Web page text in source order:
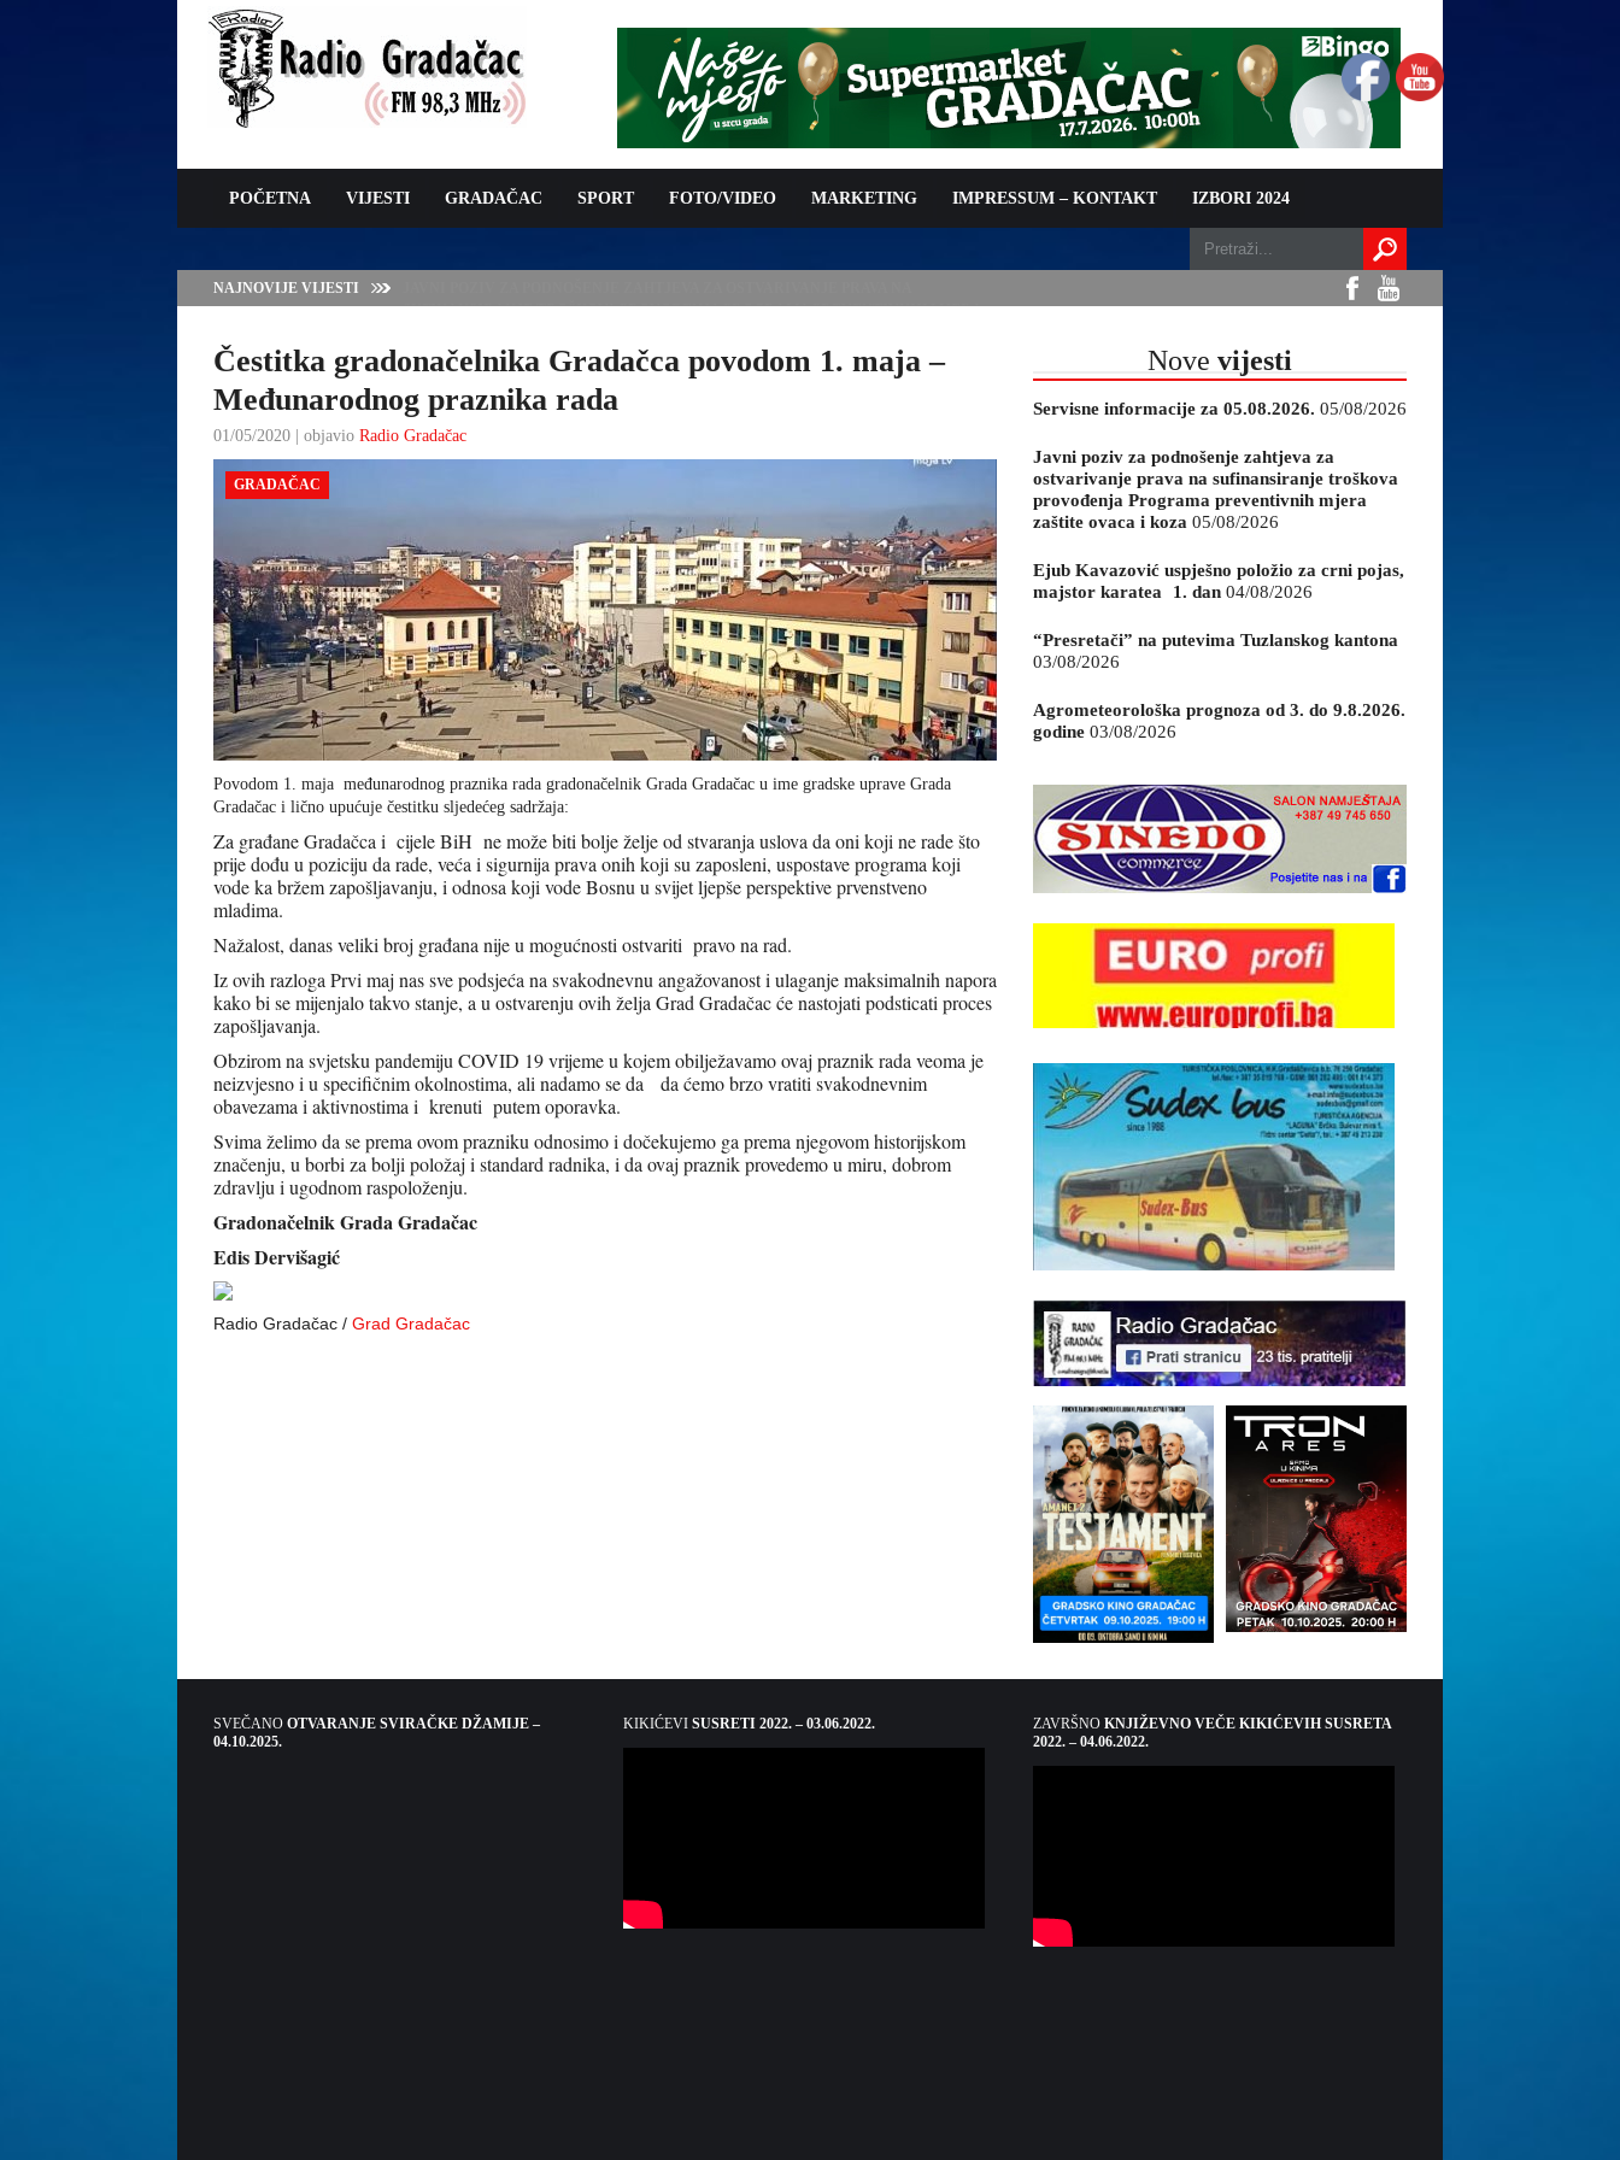
POČETNA VIJESTI GRADAČAC SPORT FOTO/VIDEO MARKETING IMPRESSUM – KONTAKT IZBORI 2024
NAJNOVIJE VIJESTI
Čestitka gradonačelnika Gradačca povodom 1. maja –
Međunarodnog praznika rada
01/05/2020 | objavio Radio Gradačac
GRADAČAC
Povodom 1. maja međunarodnog praznika rada gradonačelnik Grada Gradačac u ime gradske uprave Grada
Gradačac i lično upućuje čestitku sljedećeg sadržaja:
Za građane Gradačca i cijele BiH ne može biti bolje želje od stvaranja uslova da oni koji ne rade što
prije dođu u poziciju da rade, veća i sigurnija prava onih koji su zaposleni, uspostave programa koji
vode ka bržem zapošljavanju, i odnosa koji vode Bosnu u svijet ljepše perspektive prvenstveno
mladima.
Nažalost, danas veliki broj građana nije u mogućnosti ostvariti pravo na rad.
Iz ovih razloga Prvi maj nas sve podsjeća na svakodnevnu angažovanost i ulaganje maksimalnih napora
kako bi se mijenjalo takvo stanje, a u ostvarenju ovih želja Grad Gradačac će nastojati podsticati proces
zapošljavanja.
Obzirom na svjetsku pandemiju COVID 19 vrijeme u kojem obilježavamo ovaj praznik rada veoma je
neizvjesno i u specifičnim okolnostima, ali nadamo se da da ćemo brzo vratiti svakodnevnim
obavezama i aktivnostima i krenuti putem oporavka.
Svima želimo da se prema ovom prazniku odnosimo i dočekujemo ga prema njegovom historijskom
značenju, u borbi za bolji položaj i standard radnika, i da ovaj praznik provedemo u miru, dobrom
zdravlju i ugodnom raspoloženju.
Gradonačelnik Grada Gradačac
Edis Dervišagić
Radio Gradačac / Grad Gradačac
Nove vijesti
Servisne informacije za 05.08.2026. 05/08/2026
Javni poziv za podnošenje zahtjeva za
ostvarivanje prava na sufinansiranje troškova
provođenja Programa preventivnih mjera
zaštite ovaca i koza 05/08/2026
Ejub Kavazović uspješno položio za crni pojas,
majstor karatea 1. dan 04/08/2026
“Presretači” na putevima Tuzlanskog kantona
03/08/2026
Agrometeorološka prognoza od 3. do 9.8.2026.
godine 03/08/2026
SVEČANO OTVARANJE SVIRAČKE DŽAMIJE –
04.10.2025.
KIKIĆEVI SUSRETI 2022. – 03.06.2022. ZAVRŠNO KNJIŽEVNO VEČE KIKIĆEVIH SUSRETA
2022. – 04.06.2022.